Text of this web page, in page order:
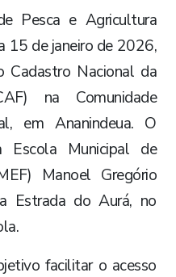
Pesca e Agricultura
15 de janeiro de 2026,
Cadastro Nacional da
na Comunidade
em Ananindeua. O
Escola Municipal de
Manoel Gregório
Estrada do Aurá, no
facilitar o acesso